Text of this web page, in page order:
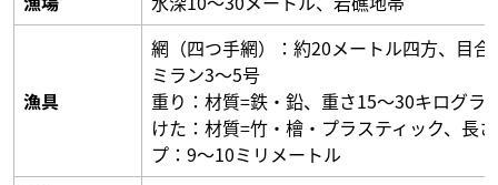
漁具
網（四つ手網）：約20メートル四方、目
ミラン3～5号
重り：材質=鉄・鉛、重さ15～30キログラ
けた：材質=竹・檜・プラスティック、長
プ：9～10ミリメートル